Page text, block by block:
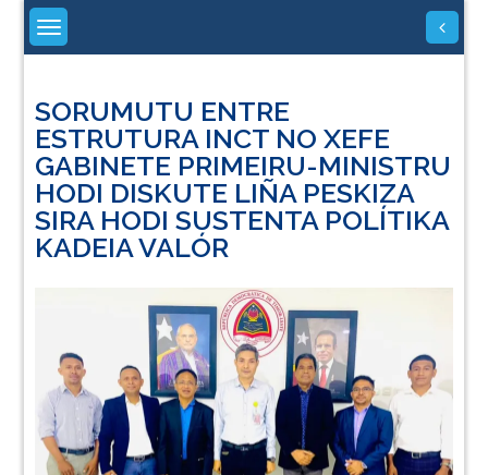
Skip
content
SORUMUTU ENTRE
ESTRUTURA INCT NO XEFE
GABINETE PRIMEIRU-MINISTRU
HODI DISKUTE LIÑA PESKIZA
SIRA HODI SUSTENTA POLÍTIKA
KADEIA VALÓR